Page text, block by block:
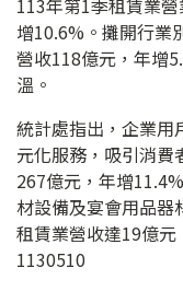
113年第1季租賃業
增10.6%。攤開行業
營收118億元，年增
溫。
統計處指出，企業用
元化服務，吸引消費
267億元，年增
材設備及宴會用品器
租賃業營收達19億元
1130510